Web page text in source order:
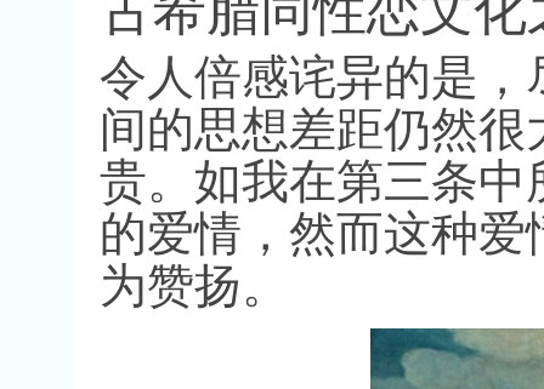
令人倍感诧异的是
间的思想差距仍然很
贵。如我在第三条
的爱情，然而这种
为赞扬。